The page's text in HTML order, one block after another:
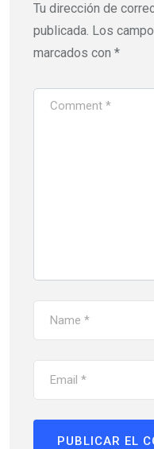
Tu dirección de
publicada. Los
marcados con *